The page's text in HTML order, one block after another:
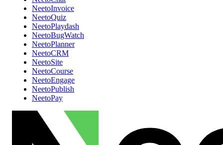
NeetoInvoice
NeetoQuiz
NeetoPlaydash
NeetoBugWatch
NeetoPlanner
NeetoCRM
NeetoSite
NeetoCourse
NeetoEngage
NeetoPublish
NeetoPay